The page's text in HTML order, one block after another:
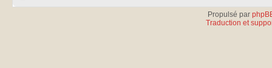
Propulsé par
Traduction et